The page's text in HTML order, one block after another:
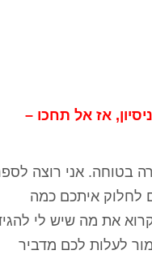
אז אל תחכו –
שנה והבעלים של חברת הדברה בטוחה. אני רוצה
לחלוק איתכם כמה
את מה שיש לי
לעלות לכם מדביר